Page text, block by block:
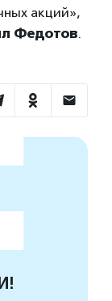
акций»,
Федотов.